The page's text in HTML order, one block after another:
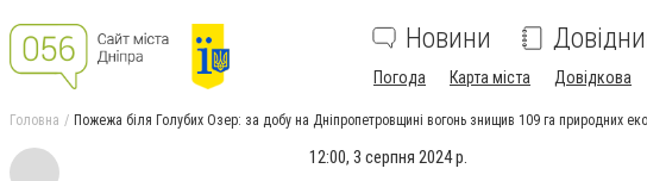
Новини
Погода Карта міста Довідкова
Головна Пожежа біля Голубих Озер: за добу на Дніпропетровщині вогонь знищив 109 га природних
12:00, 3 серпня 2024 р.